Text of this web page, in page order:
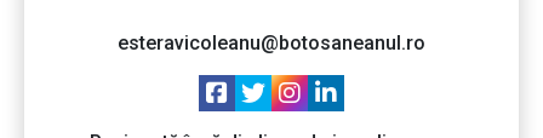
esteravicoleanu@botosaneanul.ro